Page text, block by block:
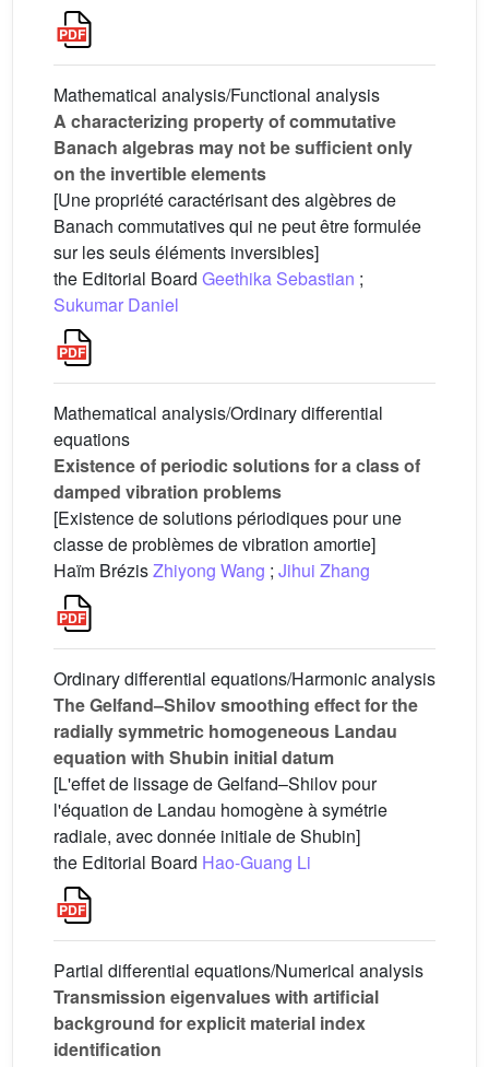
Mathematical analysis/Functional analysis
A characterizing property of commutative
Banach algebras may not be sufficient only
on the invertible elements
[Une propriété caractérisant des algèbres de
Banach commutatives qui ne peut être formulée
sur les seuls éléments inversibles]
the Editorial Board Geethika Sebastian ;
Sukumar Daniel
Mathematical analysis/Ordinary differential
equations
Existence of periodic solutions for a class of
damped vibration problems
[Existence de solutions périodiques pour une
classe de problèmes de vibration amortie]
Haïm BrézisZhiyong Wang ; Jihui Zhang
Ordinary differential equations/Harmonic analysis
The Gelfand–Shilov smoothing effect for the
radially symmetric homogeneous Landau
equation with Shubin initial datum
[L'effet de lissage de Gelfand–Shilov pour
l'équation de Landau homogène à symétrie
radiale, avec donnée initiale de Shubin]
the Editorial Board Hao-Guang Li
Partial differential equations/Numerical analysis
Transmission eigenvalues with artificial
background for explicit material index
identification